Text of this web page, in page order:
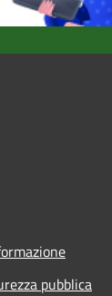
pubblica